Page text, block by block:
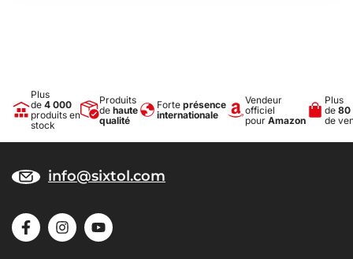
Plus
de 4 000
produits en
stock
Produits
de haute
qualité
Forte présence
internationale
Vendeur
officiel
pour Amazon
Plus
de 80
de
info@sixtol.com